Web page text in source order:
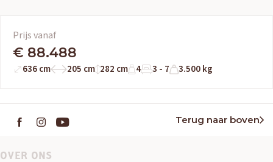
Prijs vanaf
€ 88.488
636 cm 205 cm 282 cm 4 3 - 7 3.500 kg
Terug naar boven
OVER ONS